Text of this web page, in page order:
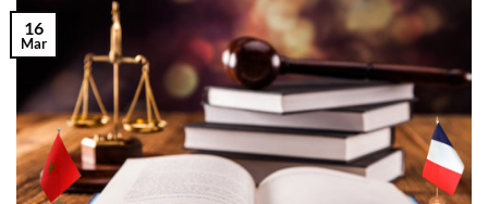
16
Mar